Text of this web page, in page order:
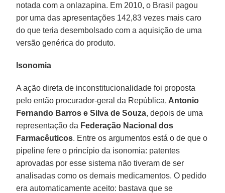
notada com a onlazapina. Em 2010, o Brasil pagou
por uma das apresentações 142,83 vezes mais caro
do que teria desembolsado com a aquisição de uma
versão genérica do produto.
Isonomia
A ação direta de inconstitucionalidade foi proposta
pelo então procurador-geral da República, Antonio
Fernando Barros e Silva de Souza, depois de uma
representação da Federação Nacional dos
Farmacêuticos. Entre os argumentos está o de que o
pipeline fere o princípio da isonomia: patentes
aprovadas por esse sistema não tiveram de ser
analisadas como os demais medicamentos. O pedido
era automaticamente aceito: bastava que se